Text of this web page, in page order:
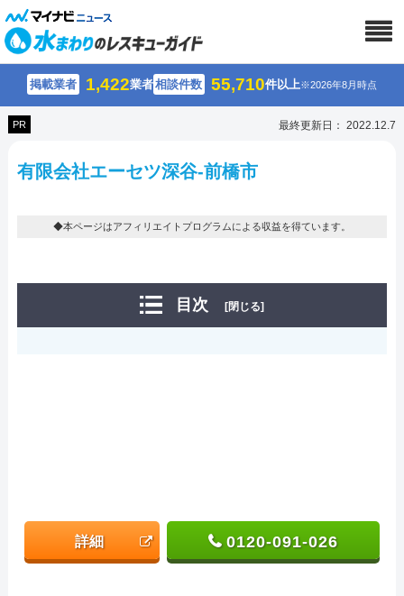
掲載業者 1,422業者相談件数 55,710件以上※2026年8月時点
PR 最終更新日： 2022.12.7
有限会社エーセツ深谷-前橋市
◆本ページはアフィリエイトプログラムによる収益を得ています。
目次 [閉じる]
詳細 0120-091-026